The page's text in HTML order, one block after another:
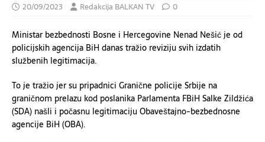
20/09/2023 Redakcija BALKAN TV 0
Ministar bezbednosti Bosne i Hercegovine Nenad Nešić je od
policijskih agencija BiH danas tražio reviziju svih izdatih
službenih legitimacija.
To je tražio jer su pripadnici Granične policije Srbije na
graničnom prelazu kod poslanika Parlamenta FBiH Salke Zildžića
(SDA) našli i počasnu legitimaciju Obaveštajno-bezbednosne
agencije BiH (OBA).